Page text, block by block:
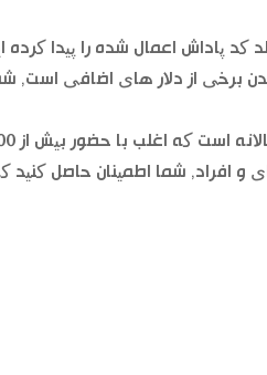
کد پاداش اعمال شده را پیدا کرده
برخی از دلار های اضافی است,
افراد, شما اطمینان حاصل کنید